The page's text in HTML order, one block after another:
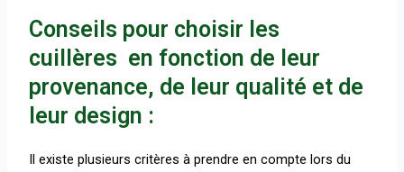
Conseils pour choisir les
cuillères en fonction de leur
provenance, de leur qualité et de
leur design :
Il existe plusieurs critères à prendre en compte lors du